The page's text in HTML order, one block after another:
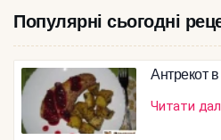
Популярні сьогодні
Антрекот в
Читати